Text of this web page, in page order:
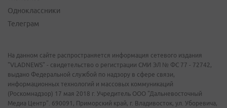
Одноклассники
Телеграм
На данном сайте распространяется информация сетевого издания
"VLADNEWS" - свидетельство о регистрации СМИ ЭЛ № ФС 77 - 72742,
выдано Федеральной службой по надзору в сфере связи,
информационных технологий и массовых коммуникаций
(Роскомнадзор) 17 мая 2018 г. Учредитель ООО "Дальневосточный
Медиа Центр". 690091, Приморский край, г. Владивосток, ул. Уборевича,